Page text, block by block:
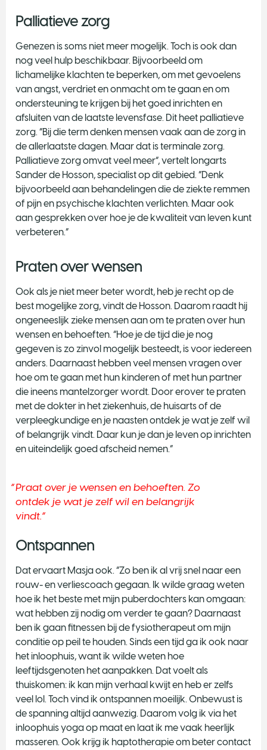
Palliatieve zorg
Genezen is soms niet meer mogelijk. Toch is ook dan
nog veel hulp beschikbaar. Bijvoorbeeld om
lichamelijke klachten te beperken, om met gevoelens
van angst, verdriet en onmacht om te gaan en om
ondersteuning te krijgen bij het goed inrichten en
afsluiten van de laatste levensfase. Dit heet palliatieve
zorg. “Bij die term denken mensen vaak aan de zorg in
de allerlaatste dagen. Maar dat is terminale zorg.
Palliatieve zorg omvat veel meer”, vertelt longarts
Sander de Hosson, specialist op dit gebied. “Denk
bijvoorbeeld aan behandelingen die de ziekte remmen
of pijn en psychische klachten verlichten. Maar ook
aan gesprekken over hoe je de kwaliteit van leven kunt
verbeteren.”
Praten over wensen
Ook als je niet meer beter wordt, heb je recht op de
best mogelijke zorg, vindt de Hosson. Daarom raadt hij
ongeneeslijk zieke mensen aan om te praten over hun
wensen en behoeften. “Hoe je de tijd die je nog
gegeven is zo zinvol mogelijk besteedt, is voor iedereen
anders. Daarnaast hebben veel mensen vragen over
hoe om te gaan met hun kinderen of met hun partner
die ineens mantelzorger wordt. Door erover te praten
met de dokter in het ziekenhuis, de huisarts of de
verpleegkundige en je naasten ontdek je wat je zelf wil
of belangrijk vindt. Daar kun je dan je leven op inrichten
en uiteindelijk goed afscheid nemen.”
Praat over je wensen en behoeften. Zo
ontdek je wat je zelf wil en belangrijk
vindt.
Ontspannen
Dat ervaart Masja ook. “Zo ben ik al vrij snel naar een
rouw- en verliescoach gegaan. Ik wilde graag weten
hoe ik het beste met mijn puberdochters kan omgaan:
wat hebben zij nodig om verder te gaan? Daarnaast
ben ik gaan fitnessen bij de fysiotherapeut om mijn
conditie op peil te houden. Sinds een tijd ga ik ook naar
het inloophuis, want ik wilde weten hoe
leeftijdsgenoten het aanpakken. Dat voelt als
thuiskomen: ik kan mijn verhaal kwijt en heb er zelfs
veel lol. Toch vind ik ontspannen moeilijk. Onbewust is
de spanning altijd aanwezig. Daarom volg ik via het
inloophuis yoga op maat en laat ik me vaak heerlijk
masseren. Ook krijg ik haptotherapie om beter contact